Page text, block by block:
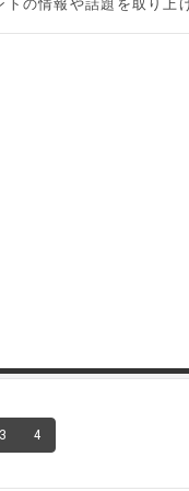
の情報や話題を取り上
3 4